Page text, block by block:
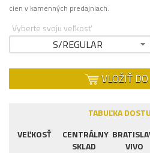
cien v kamenných predajniach.
Vyberte svoju veľkosť
S/REGULAR
VLOŽIŤ
TABUĽKA
VEĽKOSŤ
CENTRÁLNY
SKLAD
VIVO